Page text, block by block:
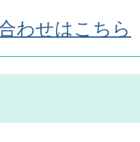
わせはこちら